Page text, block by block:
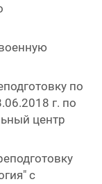
по
г. по
центр
с